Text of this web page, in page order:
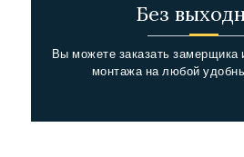
Без
Вы можете заказать замерщика
монтажа на любой